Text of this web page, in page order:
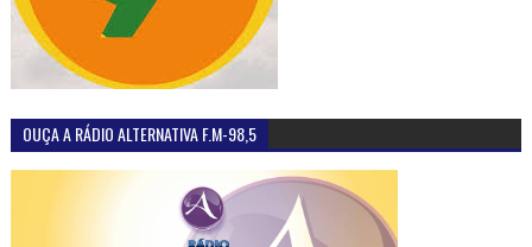
OUÇA A RÁDIO ALTERNATIVA F.M-98,5